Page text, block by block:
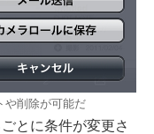
や削除が可能だ
とに条件が変更さ